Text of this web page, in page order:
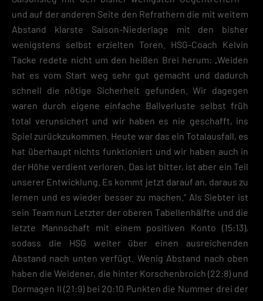
und auf der anderen Seite den Refrathern die mit weitem
Abstand klarste Saison-Niederlage mit den bisher
wenigstens selbst erzielten Toren. HSG-Coach Kelvin
Tacke redete nicht um den heißen Brei herum: „Weiden
hat es vom Start weg sehr gut gemacht und dadurch
schnell die nötige Sicherheit gefunden. Wir dagegen
waren durch eigene einfache Ballverluste selbst früh
total verunsichert und wir haben es nie geschafft, ins
Spiel zurückzukommen. Heute war das ein Totalausfall, es
hat überhaupt nichts funktioniert und wir haben auch in
der Höhe verdient verloren. Das ist bitter, ist aber ein Teil
unserer Entwicklung. Es kommt jetzt darauf an, daraus zu
lernen und es wieder besser zu machen.“ Als Siebter ist
sein Team nun Letzter der oberen Tabellenhälfte und die
letzte Mannschaft mit einem positiven Konto (15:13),
sodass die HSG weiter über einen ausreichenden
Abstand nach unten verfügt. Wenig Abstand nach oben
haben die Weidener, die hinter Korschenbroich (22:8) und
Dormagen II (21:9) bei 20:10 Punkten die Nummer drei der